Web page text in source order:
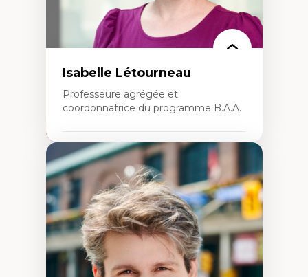
Isabelle Létourneau
Professeure agrégée et
coordonnatrice du programme B.A.A.
Expertises
Conciliation travail-vie personnelle
Gestion des ressources humaines
(attraction et fidélisation de la main-
d’œuvre)
Responsabilité sociale des organisations
Interventions organisationnelles
Comportement organisationnel
(mobilisation au travail)
Recherche qualitative
Éthique des affaires